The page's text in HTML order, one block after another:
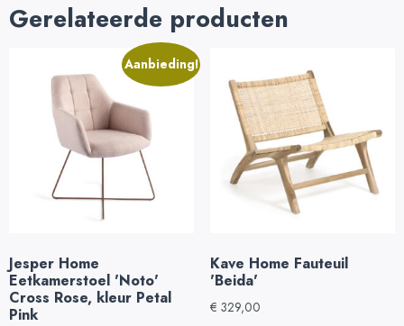
Gerelateerde producten
Aanbieding!
Jesper Home
Eetkamerstoel 'Noto'
Cross Rose, kleur Petal
Pink
Kave Home Fauteuil
'Beida'
€ 329,00